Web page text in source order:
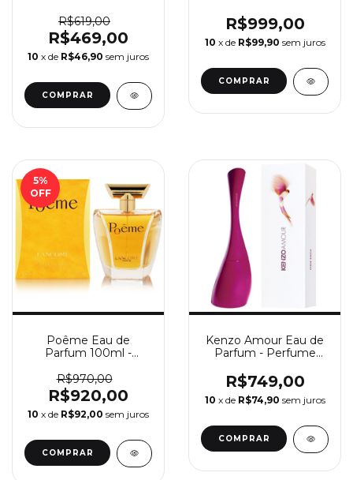
R$619,00
R$469,00
10 x de R$46,90 sem juros
COMPRAR
Feminino Narciso
Rodriguez
R$999,00
10 x de R$99,90 sem juros
COMPRAR
5%
OFF
Poême Eau de
Parfum 100ml -
Lancôme
R$970,00
R$920,00
10 x de R$92,00 sem juros
COMPRAR
Kenzo Amour Eau de
Parfum - Perfume
R$749,00
10 x de R$74,90 sem juros
COMPRAR